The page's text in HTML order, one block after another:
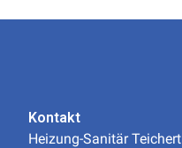
Kontakt
Heizung-Sanitär Teichert